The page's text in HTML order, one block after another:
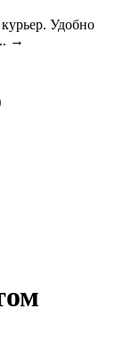
Удобно
→